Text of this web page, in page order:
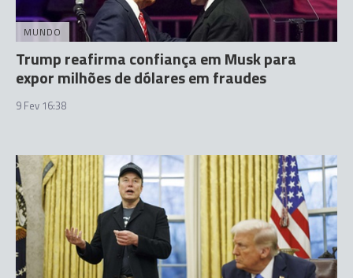
MUNDO
Trump reafirma confiança em Musk para
expor milhões de dólares em fraudes
9 Fev 16:38